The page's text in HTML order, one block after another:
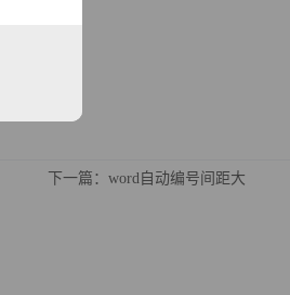
下一篇：word自动编号间距大